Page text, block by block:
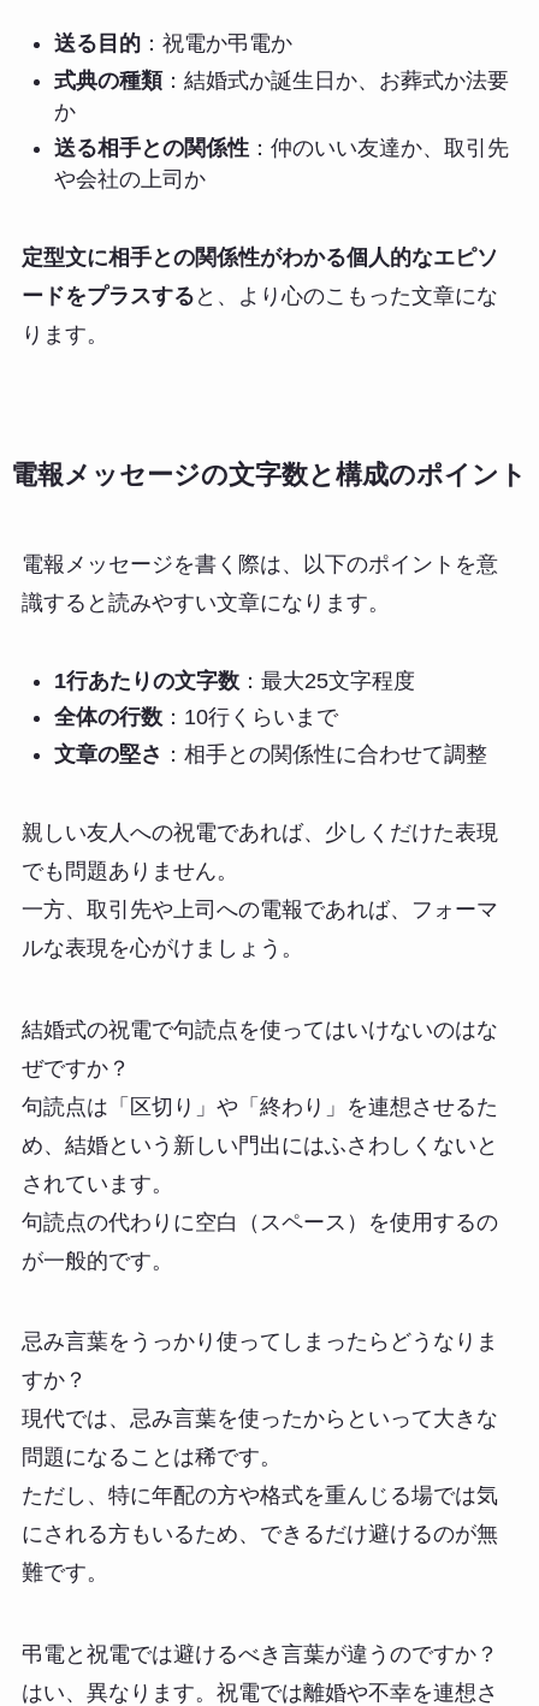
送る目的：祝電か弔電か
式典の種類：結婚式か誕生日か、お葬式か法要
か
送る相手との関係性：仲のいい友達か、取引先
や会社の上司か
定型文に相手との関係性がわかる個人的なエピソ
ードをプラスする と、より心のこもった文章にな
ります。
電報メッセージの文字数と構成のポイント
電報メッセージを書く際は、以下のポイントを意
識すると読みやすい文章になります。
1行あたりの文字数：最大25文字程度
全体の行数：10行くらいまで
文章の堅さ ：相手との関係性に合わせて調整
親しい友人への祝電であれば、少しくだけた表現
でも問題ありません。
一方、取引先や上司への電報であれば、フォーマ
ルな表現を心がけましょう。
結婚式の祝電で句読点を使ってはいけないのはな
ぜですか？
句読点は「区切り」や「終わり」を連想させるた
め、結婚という新しい門出にはふさわしくないと
されています。
句読点の代わりに空白（スペース）を使用するの
が一般的です。
忌み言葉をうっかり使ってしまったらどうなりま
すか？
現代では、忌み言葉を使ったからといって大きな
問題になることは稀です。
ただし、特に年配の方や格式を重んじる場では気
にされる方もいるため、できるだけ避けるのが無
難です。
弔電と祝電では避けるべき言葉が違うのですか？
はい、異なります。祝電では離婚や不幸を連想さ